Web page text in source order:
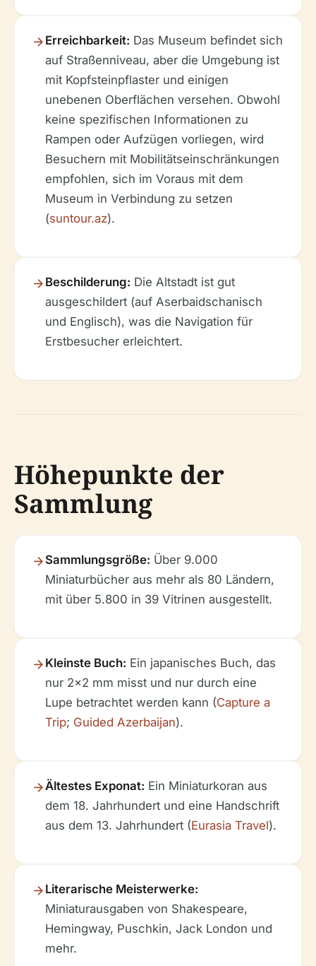
Erreichbarkeit: Das Museum befindet sich
auf Straßenniveau, aber die Umgebung ist
mit Kopfsteinpflaster und einigen
unebenen Oberflächen versehen. Obwohl
keine spezifischen Informationen zu
Rampen oder Aufzügen vorliegen, wird
Besuchern mit Mobilitätseinschränkungen
empfohlen, sich im Voraus mit dem
Museum in Verbindung zu setzen
(suntour.az).
Beschilderung: Die Altstadt ist gut
ausgeschildert (auf Aserbaidschanisch
und Englisch), was die Navigation für
Erstbesucher erleichtert.
Höhepunkte der
Sammlung
Sammlungsgröße: Über 9.000
Miniaturbücher aus mehr als 80 Ländern,
mit über 5.800 in 39 Vitrinen ausgestellt.
Kleinste Buch: Ein japanisches Buch, das
nur 2x2 mm misst und nur durch eine
Lupe betrachtet werden kann (Capture a
Trip; Guided Azerbaijan).
Ältestes Exponat: Ein Miniaturkoran aus
dem 18. Jahrhundert und eine Handschrift
aus dem 13. Jahrhundert (Eurasia Travel).
Literarische Meisterwerke:
Miniaturausgaben von Shakespeare,
Hemingway, Puschkin, Jack London und
mehr.